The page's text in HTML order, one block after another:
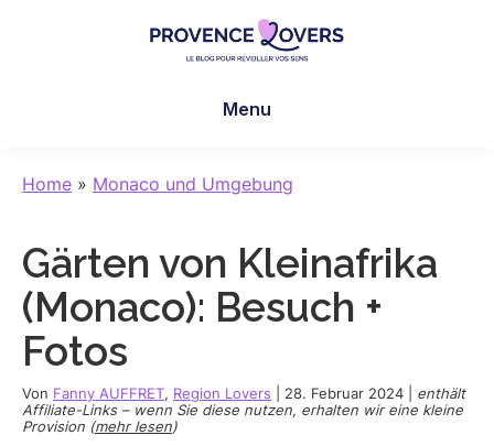
in
zu
wecken
-
de
Claire
Menu
Home » Monaco und Umgebung
Gärten von Kleinafrika
(Monaco): Besuch +
Fotos
Von Fanny AUFFRET, Region Lovers 28. Februar 2024
enthält
Affiliate-Links – wenn Sie diese nutzen, erhalten wir eine kleine
Provision (mehr lesen)